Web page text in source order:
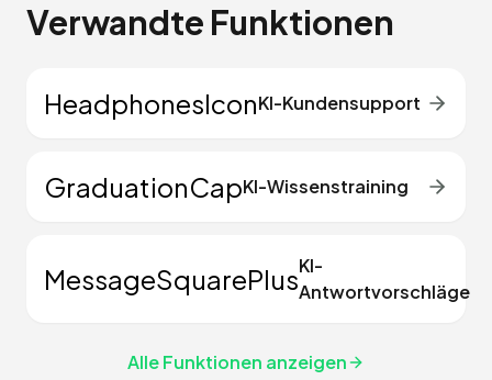
Verwandte Funktionen
HeadphonesIconKI-Kundensupport
GraduationCapKI-Wissenstraining
MessageSquarePlusKI-
Antwortvorschläge
Alle Funktionen anzeigen